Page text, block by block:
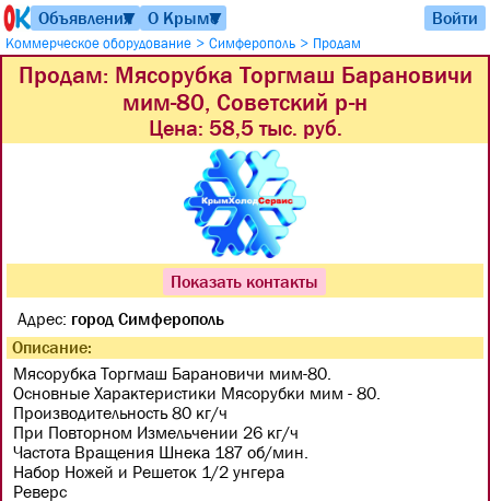
Объявления
▼ О Крыме
▼ Войти
Коммерческое оборудование > Симферополь > Продам
Продам: Мясорубка Торгмаш Барановичи
мим-80, Советский р-н
Цена: 58,5 тыс. руб.
Показать контакты
Адрес: город Симферополь
Описание:
Мясорубка Торгмаш Барановичи мим-80.
Основные Характеристики Мясорубки мим - 80.
Производительность 80 кг/ч
При Повторном Измельчении 26 кг/ч
Частота Вращения Шнека 187 об/мин.
Набор Ножей и Решеток 1/2 унгера
Реверс